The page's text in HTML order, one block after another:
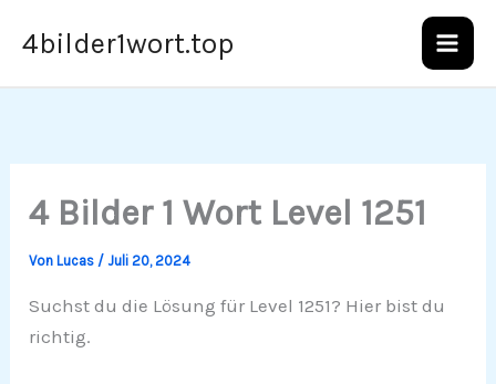
Inhalt
4bilder1wort.top
4 Bilder 1 Wort Level 1251
VonLucas /Juli 20, 2024
Suchst du die Lösung für Level 1251? Hier bist du
richtig.